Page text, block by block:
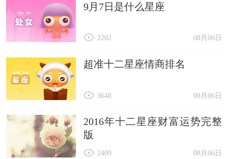
9月7日是什么星座
08月06日
2202
超准十二星座情商排名
08月06日
3648
2016年十二星座财富运势完整
版
08月06日
2409